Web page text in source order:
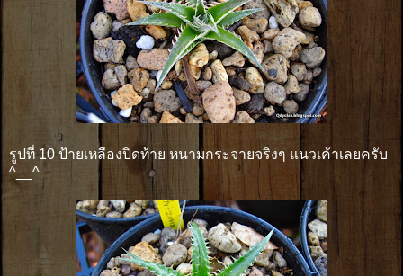
รูปที่ 10 ป้ายเหลืองปิดท้าย หนามกระจายจริงๆ แนวเค้าเลยครับ
^__^